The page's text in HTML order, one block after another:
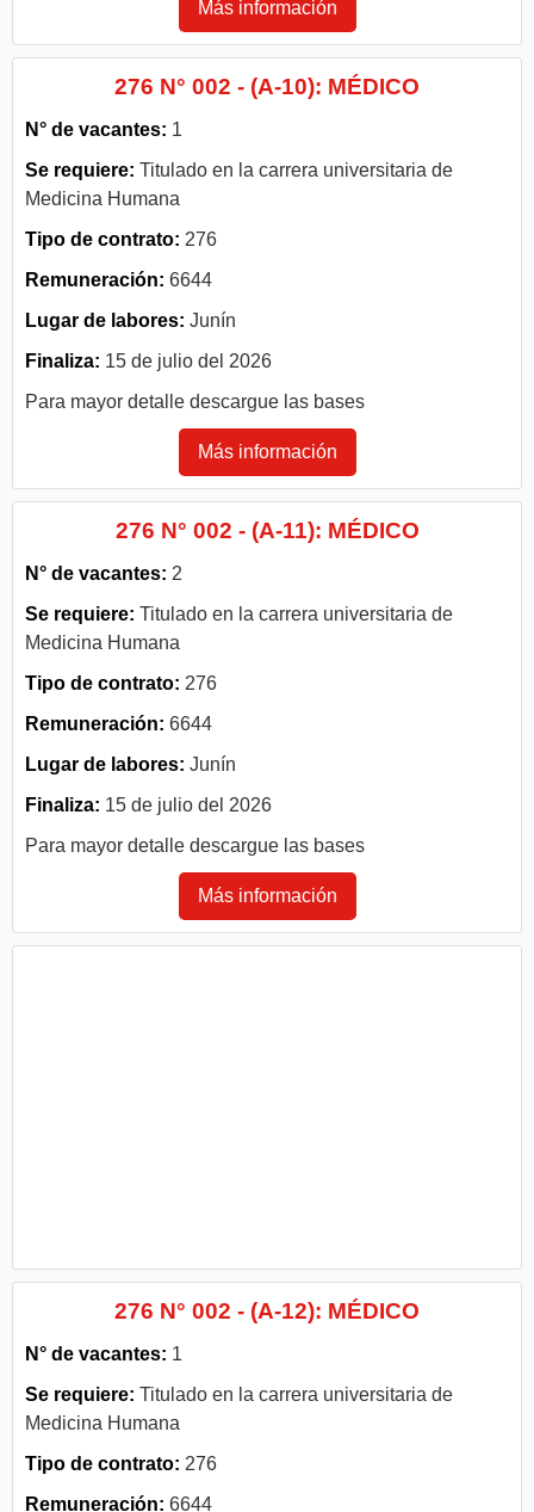
Más información
276 N° 002 - (A-10): MÉDICO
N° de vacantes: 1
Se requiere: Titulado en la carrera universitaria de
Medicina Humana
Tipo de contrato: 276
Remuneración: 6644
Lugar de labores: Junín
Finaliza: 15 de julio del 2026
Para mayor detalle descargue las bases
Más información
276 N° 002 - (A-11): MÉDICO
N° de vacantes: 2
Se requiere: Titulado en la carrera universitaria de
Medicina Humana
Tipo de contrato: 276
Remuneración: 6644
Lugar de labores: Junín
Finaliza: 15 de julio del 2026
Para mayor detalle descargue las bases
Más información
276 N° 002 - (A-12): MÉDICO
N° de vacantes: 1
Se requiere: Titulado en la carrera universitaria de
Medicina Humana
Tipo de contrato: 276
Remuneración: 6644